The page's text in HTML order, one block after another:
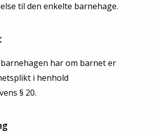
til den enkelte barnehage.
har om barnet er
i henhold
§ 20.